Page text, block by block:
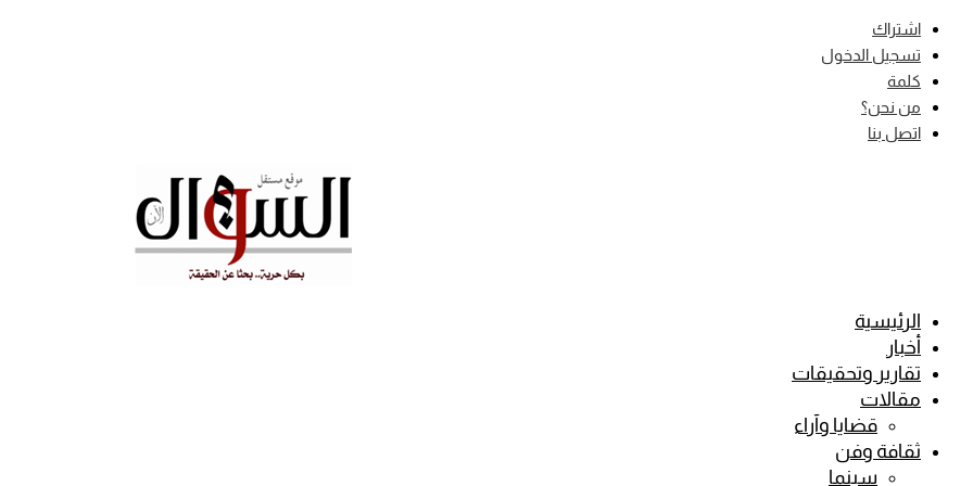
Skip
content
اشتراك
تسجيل الدخول
كلمة
من نحن؟
اتصل بنا
الرئيسية
أخبار
تقارير وتحقيقات
مقالات
قضايا وآراء
ثقافة وفن
سينما